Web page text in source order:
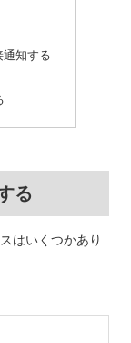
通知する
る
はいくつかあり